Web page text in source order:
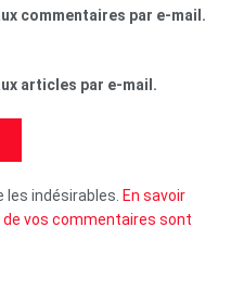
commentaires par e-mail.
articles par e-mail.
indésirables. En savoir
vos commentaires sont